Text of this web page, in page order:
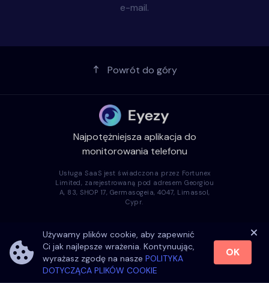
e-mail.
Powrót do góry
Używamy plików cookie, aby zapewnić
Ci jak najlepsze wrażenia. Kontynuując,
wyrażasz zgodę na nasze POLITYKA
DOTYCZĄCA PLIKÓW COOKIE
OK
Najpotężniejsza aplikacja do
monitorowania telefonu
Usługa SaaS jest świadczona przez Fortunex
Limited, zarejestrowaną pod adresem Georgiou
A, 83, SHOP 17, Germasogeia, 4047, Limassol,
Cypr.
Popularne